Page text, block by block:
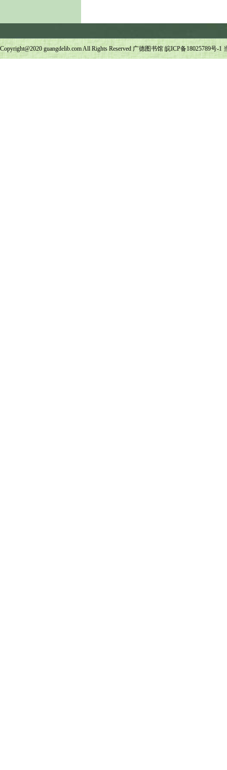
Copyright@2020 guangdelib.com All Rights Reserved 广德图书馆 皖ICP备18025789号-1